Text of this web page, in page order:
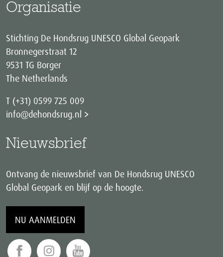
Organisatie
Stichting De Hondsrug UNESCO Global Geopark
Bronnegerstraat 12
9531 TG Borger
The Netherlands
T (+31) 0599 725 009
info@dehondsrug.nl
Nieuwsbrief
Ontvang de nieuwsbrief van De Hondsrug UNESCO
Global Geopark en blijf op de hoogte.
NU AANMELDEN